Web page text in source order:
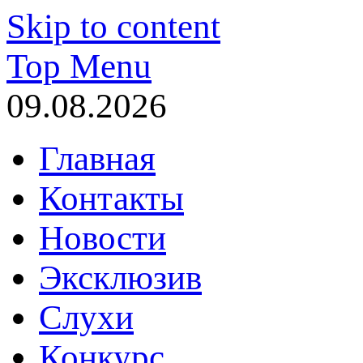
Skip to content
Top Menu
09.08.2026
Главная
Контакты
Новости
Эксклюзив
Слухи